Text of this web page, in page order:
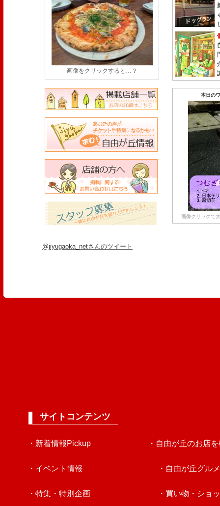
画像をクリックすると…？
本日の
画像クリックで
@jiyugaoka_netさんのツイート
サイトコンテンツ
・新着情報Pickup
・イベント情報
・特集・特別企画
・自由が丘のお店
・自由が丘グルメ
・買い物・ショ